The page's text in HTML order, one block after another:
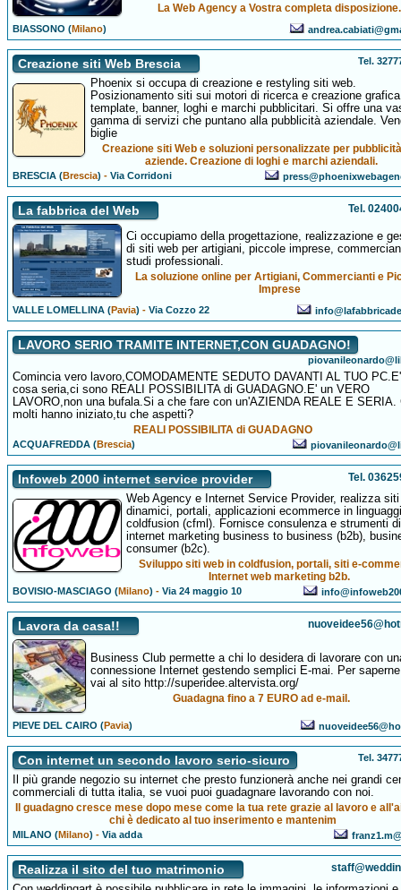
La Web Agency a Vostra completa disposizione.
BIASSONO (Milano)
Creazione siti Web Brescia Tel.
Phoenix si occupa di creazione e restyling siti web.
Posizionamento siti sui motori di ricerca e creazione
template, banner, loghi e marchi pubblicitari. Si offre una
gamma di servizi che puntano alla pubblicità aziendale.
biglie
Creazione siti Web e soluzioni personalizzate per
aziende. Creazione di loghi e marchi aziendali.
BRESCIA (Brescia) -Via Corridoni
La fabbrica del Web Tel.
Ci occupiamo della progettazione, realizzazione e
di siti web per artigiani, piccole imprese,
studi professionali.
La soluzione online per Artigiani, Commercianti e
Imprese
VALLE LOMELLINA (Pavia) -Via Cozzo 22
LAVORO SERIO TRAMITE INTERNET,CON GUADAGNO!
Comincia vero lavoro,COMODAMENTE SEDUTO DAVANTI AL TUO
cosa seria,ci sono REALI POSSIBILITA di GUADAGNO.E' un VERO
LAVORO,non una bufala.Si a che fare con un'AZIENDA REALE E SERIA.
molti hanno iniziato,tu che aspetti?
REALI POSSIBILITA di GUADAGNO
ACQUAFREDDA (Brescia)
Infoweb 2000 internet service provider Tel.
Web Agency e Internet Service Provider, realizza siti
dinamici, portali, applicazioni ecommerce in
coldfusion (cfml). Fornisce consulenza e strumenti di
internet marketing business to business (b2b),
consumer (b2c).
Sviluppo siti web in coldfusion, portali, siti e-
Internet web marketing b2b.
BOVISIO-MASCIAGO (Milano) -Via 24 maggio 10
Lavora da casa!!
Business Club permette a chi lo desidera di lavorare con
connessione Internet gestendo semplici E-mai. Per
vai al sito http://superidee.altervista.org/
Guadagna fino a 7 EURO ad e-mail.
PIEVE DEL CAIRO (Pavia)
Con internet un secondo lavoro serio-sicuro Tel.
Il più grande negozio su internet che presto funzionerà anche nei grandi
commerciali di tutta italia, se vuoi puoi guadagnare lavorando con noi.
Il guadagno cresce mese dopo mese come la tua rete grazie al lavoro e
chi è dedicato al tuo inserimento e mantenim
MILANO (Milano) -Via adda
Realizza il sito del tuo matrimonio